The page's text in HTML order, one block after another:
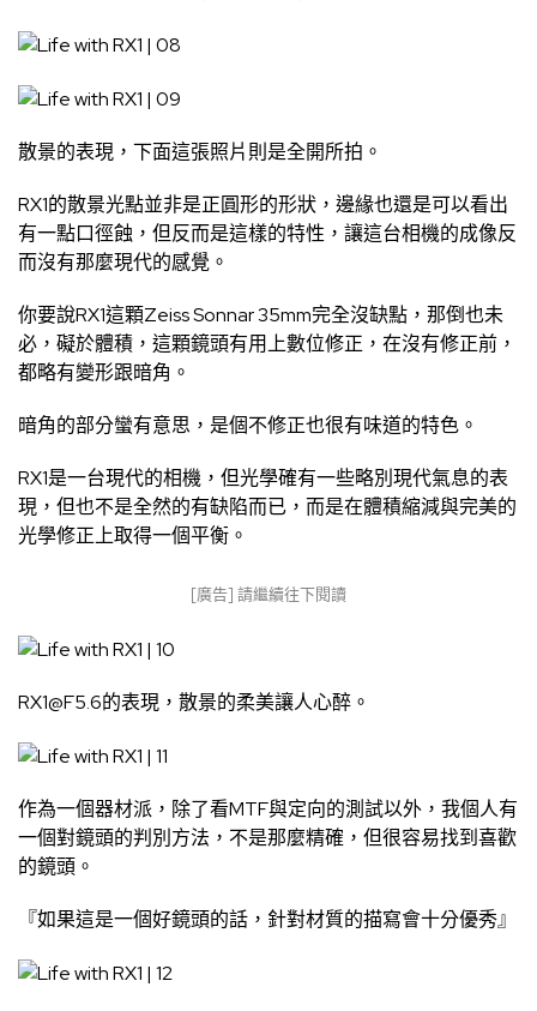
散景的表現，下面這張照片則是全開所拍。
RX1的散景光點並非是正圓形的形狀，邊緣也還是可以看出
有一點口徑蝕，但反而是這樣的特性，讓這台相機的成像反
而沒有那麼現代的感覺。
你要說RX1這顆Zeiss Sonnar 35mm完全沒缺點，那倒也未
必，礙於體積，這顆鏡頭有用上數位修正，在沒有修正前，
都略有變形跟暗角。
暗角的部分蠻有意思，是個不修正也很有味道的特色。
RX1是一台現代的相機，但光學確有一些略別現代氣息的表
現，但也不是全然的有缺陷而已，而是在體積縮減與完美的
光學修正上取得一個平衡。
[廣告] 請繼續往下閱讀
RX1@F5.6的表現，散景的柔美讓人心醉。
作為一個器材派，除了看MTF與定向的測試以外，我個人有
一個對鏡頭的判別方法，不是那麼精確，但很容易找到喜歡
的鏡頭。
『如果這是一個好鏡頭的話，針對材質的描寫會十分優秀』